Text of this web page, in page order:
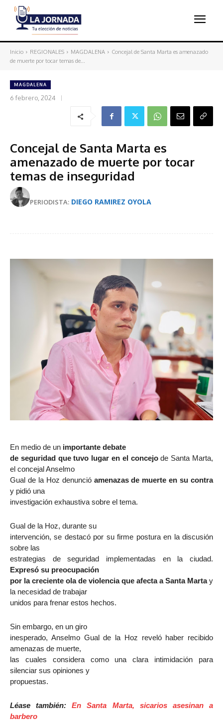
Inicio REGIONALES MAGDALENA
Concejal de Santa Marta es amenazado
de muerte por tocar temas de...
MAGDALENA
6 febrero, 2024
Concejal de Santa Marta es
amenazado de muerte por tocar
temas de inseguridad
PERIODISTA: DIEGO RAMIREZ OYOLA
En medio de un importante debate
de seguridad que tuvo lugar en el concejode Santa Marta,
el concejal Anselmo
Gual de la Hoz denunció amenazas de muerte en su contra
y pidió una
investigación exhaustiva sobre el tema.
Gual de la Hoz, durante su
intervención, se destacó por su firme postura en la discusión
sobre las
estrategias de seguridad implementadas en la ciudad.
Expresó su preocupación
por la creciente ola de violencia que afecta a Santa Martay
la necesidad de trabajar
unidos para frenar estos hechos.
Sin embargo, en un giro
inesperado, Anselmo Gual de la Hoz reveló haber recibido
amenazas de muerte,
las cuales considera como una clara intimidación para
silenciar sus opiniones y
propuestas.
Léase también:En Santa Marta, sicarios asesinan a
barbero